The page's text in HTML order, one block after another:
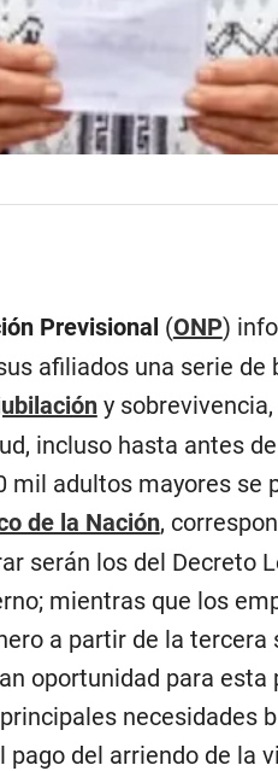
Previsional (ONP)
afiliados una serie
y
incluso hasta antes
mil adultos mayores se
de la Nación,
serán los del Decreto
mientras que los
a partir de la
oportunidad para esta
necesidades
del arriendo de la